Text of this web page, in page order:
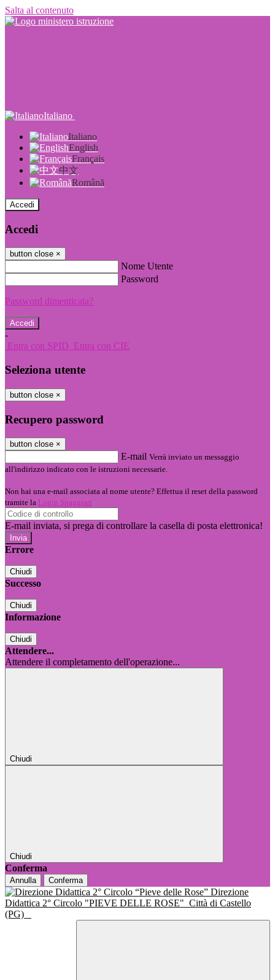
Salta al contenuto
Italiano
Italiano
English
Français
中文
Română
Accedi
Accedi
button close ×
Nome Utente
Password
Password dimenticata?
-
Entra con SPID Entra con CIE
Seleziona utente
button close ×
Recupero password
button close ×
E-mail Verrà inviato un messaggio
all'indirizzo indicato con le istruzioni necessarie.
Non hai una e-mail associata al nome utente? Effettua il reset della password
tramite la Login Spaggiari
E-mail inviata, si prega di controllare la casella di posta elettronica!
Errore
Chiudi
Successo
Chiudi
Informazione
Chiudi
Attendere...
Attendere il completamento dell'operazione...
Chiudi
Chiudi
Conferma
Annulla Conferma
Direzione
Didattica 2° Circolo "PIEVE DELLE ROSE" Città di Castello
(PG)